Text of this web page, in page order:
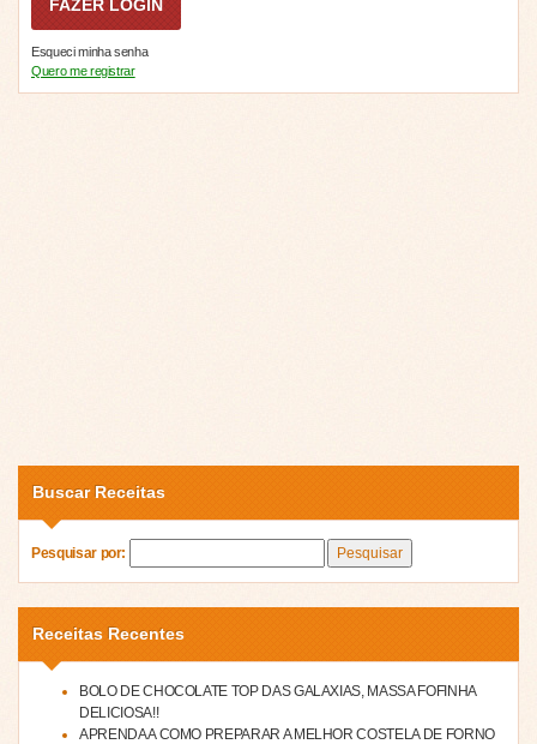
Esqueci minha senha
Quero me registrar
Buscar Receitas
Pesquisar por:
Receitas Recentes
BOLO DE CHOCOLATE TOP DAS GALAXIAS, MASSA FOFINHA
DELICIOSA!!
APRENDA A COMO PREPARAR A MELHOR COSTELA DE FORNO